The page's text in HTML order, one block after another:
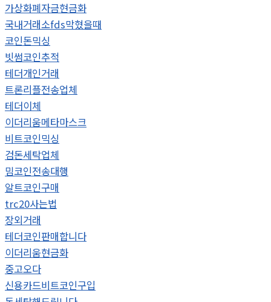
가상화폐자금현금화
국내거래소fds막혔을때
코인돈믹싱
빗썸코인추적
테더개인거래
트론리플전송업체
테더이체
이더리움메타마스크
비트코인믹싱
검돈세탁업체
밈코인전송대행
알트코인구매
trc20사는법
장외거래
테더코인판매합니다
이더리움현금화
중고오다
신용카드비트코인구입